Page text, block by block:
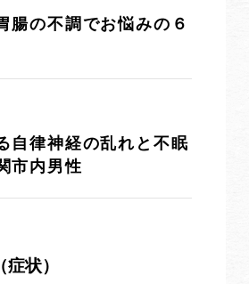
腸の不調でお悩みの６
自律神経の乱れと不眠
市内男性
状）